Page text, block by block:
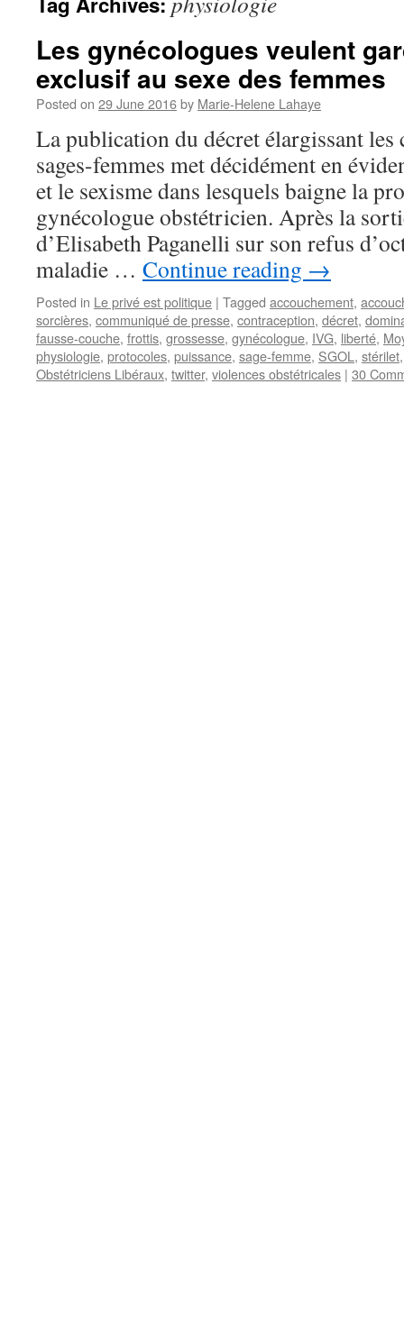
Les gynécologues veulent
exclusif au sexe des femmes
Posted on 29 June 2016by Marie-Helene Lahaye
La publication du décret élargissant les
sages-femmes met décidément en
et le sexisme dans lesquels baigne la
gynécologue obstétricien. Après la
d’Elisabeth Paganelli sur son refus
maladie … Continue reading →
Posted in Le privé est politique | Tagged accouchement,
sorcières, communiqué de presse, contraception, décret,
fausse-couche, frottis, grossesse, gynécologue, IVG, liberté,
physiologie, protocoles, puissance, sage-femme, SGOL , stérilet
Obstétriciens Libéraux, twitter, violences obstétricales | 30